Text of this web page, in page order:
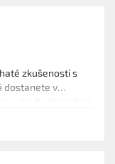
zkušenosti s
dostanete v
nebo hydroizolací.
sortiment